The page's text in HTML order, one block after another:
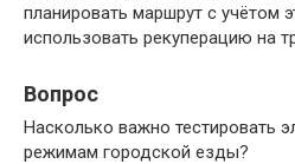
планировать маршрут с учётом
использовать рекуперацию на
Вопрос
Насколько важно тестировать
режимам городской езды?